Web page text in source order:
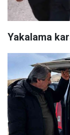
Yakalama